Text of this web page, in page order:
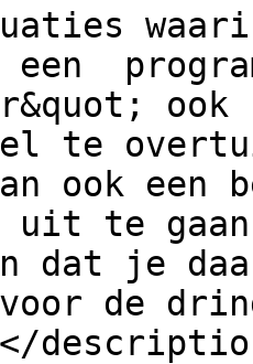
ook
te
ook een
uit te
dat je
de